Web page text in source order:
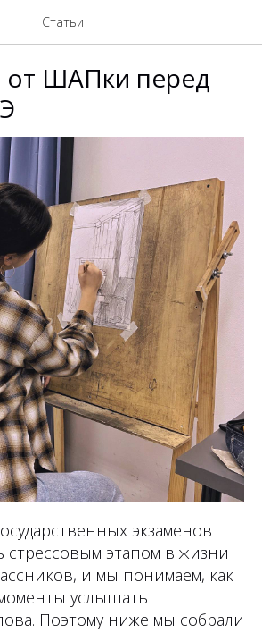
Статьи
от ШАПки перед
экзаменов
стрессовым этапом в жизни
и мы понимаем, как
услышать
Поэтому ниже мы собрали